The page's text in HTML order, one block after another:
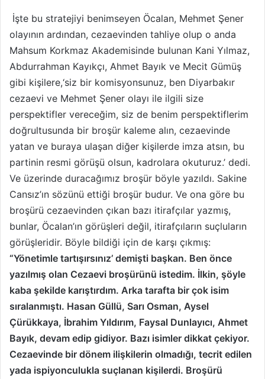
İşte bu stratejiyi benimseyen Öcalan, Mehmet Şener
olayının ardından, cezaevinden tahliye olup o anda
Mahsum Korkmaz Akademisinde bulunan Kani Yılmaz,
Abdurrahman Kayıkçı, Ahmet Bayık ve Mecit Gümüş
gibi kişilere,‘siz bir komisyonsunuz, ben Diyarbakır
cezaevi ve Mehmet Şener olayı ile ilgili size
perspektifler vereceğim, siz de benim perspektiflerim
doğrultusunda bir broşür kaleme alın, cezaevinde
yatan ve buraya ulaşan diğer kişilerde imza atsın, bu
partinin resmi görüşü olsun, kadrolara okuturuz.’ dedi.
Ve üzerinde duracağımız broşür böyle yazıldı. Sakine
Cansız’ın sözünü ettiği broşür budur. Ve ona göre bu
broşürü cezaevinden çıkan bazı itirafçılar yazmış,
bunlar, Öcalan’ın görüşleri değil, itirafçıların suçluların
görüşleridir. Böyle bildiği için de karşı çıkmış:
“Yönetimle tartışırsınız’ demişti başkan. Ben önce
yazılmış olan Cezaevi broşürünü istedim. İlkin, şöyle
kaba şekilde karıştırdım. Arka tarafta bir çok isim
sıralanmıştı. Hasan Güllü, Sarı Osman, Aysel
Çürükkaya, İbrahim Yıldırım, Faysal Dunlayıcı, Ahmet
Bayık, devam edip gidiyor. Bazı isimler dikkat çekiyor.
Cezaevinde bir dönem ilişkilerin olmadığı, tecrit edilen
yada ispiyonculukla suçlanan kişilerdi. Broşürü